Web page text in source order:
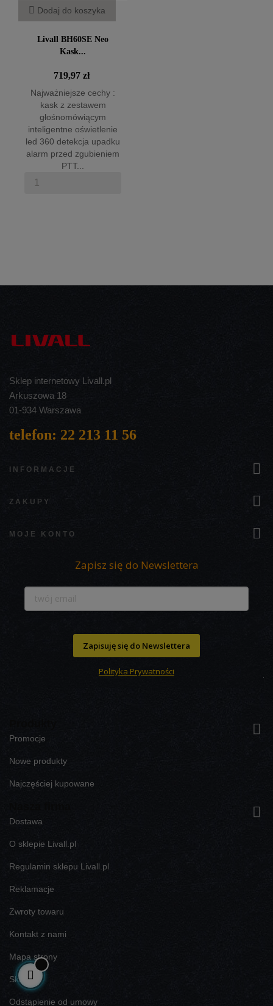
Dodaj do koszyka
Livall BH60SE Neo
Kask...
719,97 zł
Najważniejsze cechy :
kask z zestawem
głośnomówiącym
inteligentne oświetlenie
led 360 detekcja upadku
alarm przed zgubieniem
PTT...
Sklep internetowy Livall.pl
Arkuszowa 18
01-934 Warszawa
telefon: 22 213 11 56
INFORMACJE 
ZAKUPY 
MOJE KONTO 
Zapisz się do Newslettera
Zapisuję się do Newslettera
Polityka Prywatności

Promocje
Nowe produkty
Najczęściej kupowane

Dostawa
O sklepie Livall.pl
Regulamin sklepu Livall.pl
Reklamacje
Zwroty towaru
Kontakt z nami
Mapa strony
Sklepy
Odstąpienie od umowy